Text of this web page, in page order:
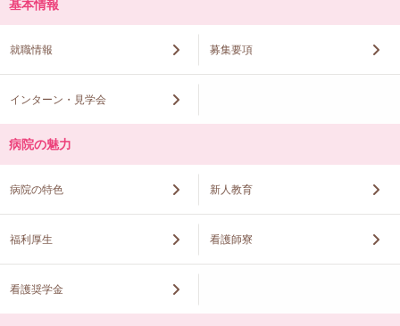
基本情報
就職情報 募集要項
インターン・見学会
病院の魅力
病院の特色 新人教育
福利厚生 看護師寮
看護奨学金